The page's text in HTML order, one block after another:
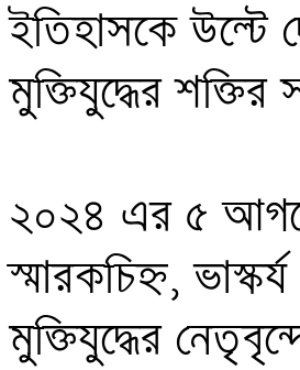
ইতিহাসকে উল্টে
মুক্তিযুদ্ধের শক্তির
২০২৪ এর ৫
স্মারকচিহ্ন,
মুক্তিযুদ্ধের